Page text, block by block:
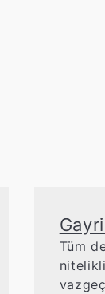
Tüm